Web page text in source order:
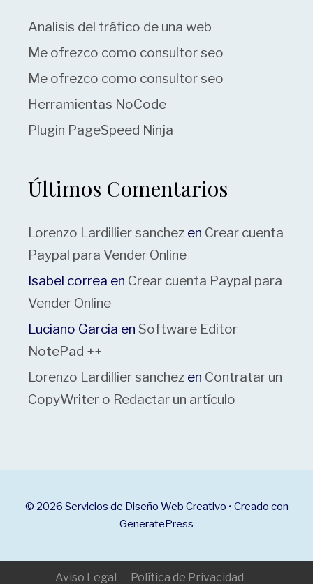
Analisis del tráfico de una web
Me ofrezco como consultor seo
Me ofrezco como consultor seo
Herramientas NoCode
Plugin PageSpeed Ninja
Últimos Comentarios
Lorenzo Lardillier sanchez en Crear cuenta
Paypal para Vender Online
Isabel correa en Crear cuenta Paypal para
Vender Online
Luciano Garcia en Software Editor
NotePad ++
Lorenzo Lardillier sanchez en Contratar un
CopyWriter o Redactar un artículo
© 2026 Servicios de Diseño Web Creativo • Creado con
GeneratePress
Aviso Legal Política de Privacidad